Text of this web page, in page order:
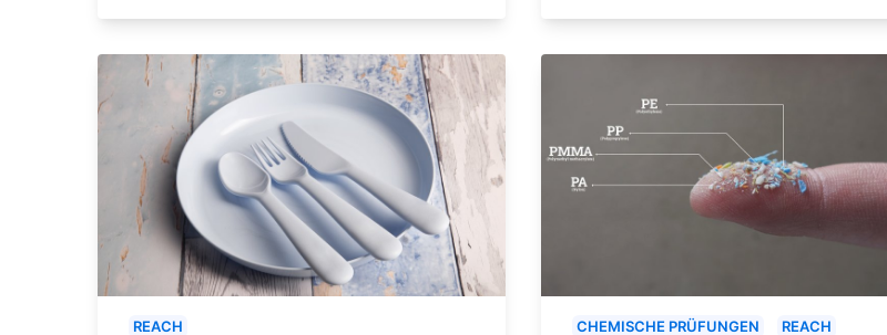
REACH
CHEMISCHE PRÜFUNGEN
REACH